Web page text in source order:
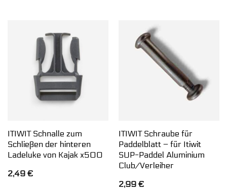
ITIWIT Schnalle zum
Schließen der hinteren
Ladeluke von Kajak x500
2,49 €
ITIWIT Schraube für
Paddelblatt – für Itiwit
SUP-Paddel Aluminium
Club/Verleiher
2,99 €